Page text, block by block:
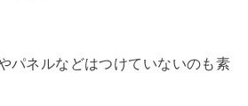
パネルなどはつけていないのも素